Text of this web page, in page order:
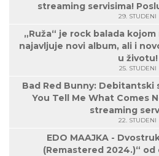
streaming servisima!
29. STUDENI
„Ruža“ je rock balada
najavljuje novi album, ali i
u životu!
25. STUDENI
Bad Red Bunny: Debitantski
You Tell Me What Comes
streaming
22. STUDENI
EDO MAAJKA -
(Remastered 2024.)“